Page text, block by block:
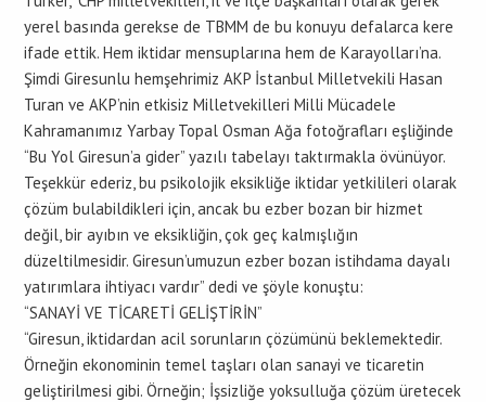
yerel basında gerekse de TBMM de bu konuyu defalarca kere
ifade ettik. Hem iktidar mensuplarına hem de Karayolları’na.
Şimdi Giresunlu hemşehrimiz AKP İstanbul Milletvekili Hasan
Turan ve AKP’nin etkisiz Milletvekilleri Milli Mücadele
Kahramanımız Yarbay Topal Osman Ağa fotoğrafları eşliğinde
“Bu Yol Giresun’a gider” yazılı tabelayı taktırmakla övünüyor.
Teşekkür ederiz, bu psikolojik eksikliğe iktidar yetkilileri olarak
çözüm bulabildikleri için, ancak bu ezber bozan bir hizmet
değil, bir ayıbın ve eksikliğin, çok geç kalmışlığın
düzeltilmesidir. Giresun’umuzun ezber bozan istihdama dayalı
yatırımlara ihtiyacı vardır” dedi ve şöyle konuştu:
“SANAYİ VE TİCARETİ GELİŞTİRİN”
“Giresun, iktidardan acil sorunların çözümünü beklemektedir.
Örneğin ekonominin temel taşları olan sanayi ve ticaretin
geliştirilmesi gibi. Örneğin; İşsizliğe yoksulluğa çözüm üretecek